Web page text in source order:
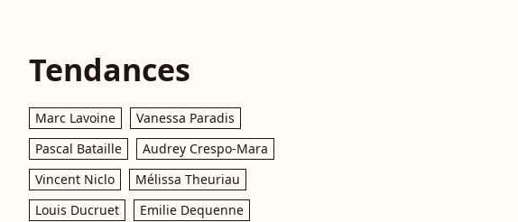
Tendances
Marc Lavoine
Vanessa Paradis
Pascal Bataille
Audrey Crespo-Mara
Vincent Niclo
Mélissa Theuriau
Louis Ducruet
Emilie Dequenne